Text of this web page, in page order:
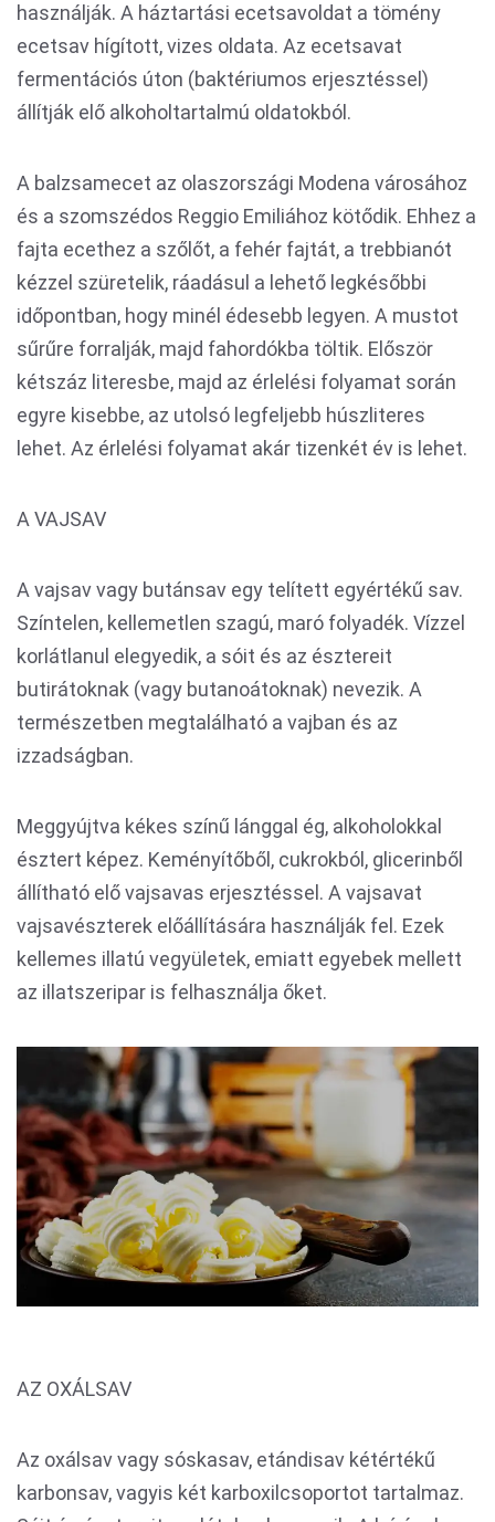
használják. A háztartási ecetsavoldat a tömény
ecetsav hígított, vizes oldata. Az ecetsavat
fermentációs úton (baktériumos erjesztéssel)
állítják elő alkoholtartalmú oldatokból.
A balzsamecet az olaszországi Modena városához
és a szomszédos Reggio Emiliához kötődik. Ehhez a
fajta ecethez a szőlőt, a fehér fajtát, a trebbianót
kézzel szüretelik, ráadásul a lehető legkésőbbi
időpontban, hogy minél édesebb legyen. A mustot
sűrűre forralják, majd fahordókba töltik. Először
kétszáz literesbe, majd az érlelési folyamat során
egyre kisebbe, az utolsó legfeljebb húszliteres
lehet. Az érlelési folyamat akár tizenkét év is lehet.
A VAJSAV
A vajsav vagy butánsav egy telített egyértékű sav.
Színtelen, kellemetlen szagú, maró folyadék. Vízzel
korlátlanul elegyedik, a sóit és az észtereit
butirátoknak (vagy butanoátoknak) nevezik. A
természetben megtalálható a vajban és az
izzadságban.
Meggyújtva kékes színű lánggal ég, alkoholokkal
észtert képez. Keményítőből, cukrokból, glicerinből
állítható elő vajsavas erjesztéssel. A vajsavat
vajsavészterek előállítására használják fel. Ezek
kellemes illatú vegyületek, emiatt egyebek mellett
az illatszeripar is felhasználja őket.
AZ OXÁLSAV
Az oxálsav vagy sóskasav, etándisav kétértékű
karbonsav, vagyis két karboxilcsoportot tartalmaz.